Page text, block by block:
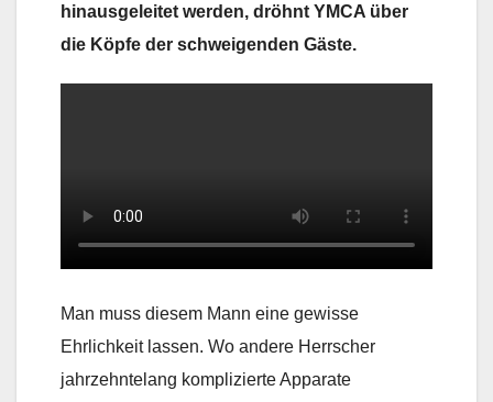
hinausgeleitet werden, dröhnt YMCA über
die Köpfe der schweigenden Gäste.
Man muss diesem Mann eine gewisse
Ehrlichkeit lassen. Wo andere Herrscher
jahrzehntelang komplizierte Apparate